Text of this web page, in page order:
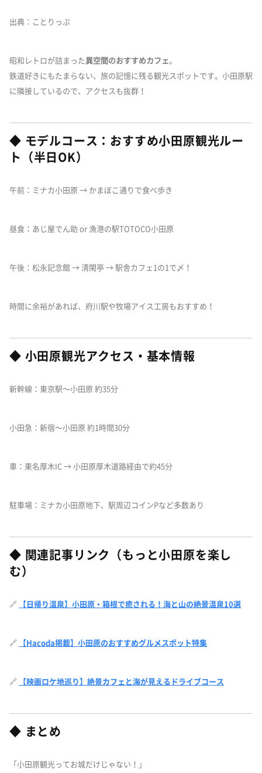
出典：ことりっぷ
昭和レトロが詰まった異空間のおすすめカフェ。
鉄道好きにもたまらない、旅の記憶に残る観光スポットです。小田原駅
に隣接しているので、アクセスも抜群！
◆ モデルコース：おすすめ小田原観光ルー
ト（半日OK）
午前：ミナカ小田原 → かまぼこ通りで食べ歩き
昼食：あじ屋でん助 or 漁港の駅TOTOCO小田原
午後：松永記念館 → 清閑亭 → 駅舎カフェ1の1で〆！
時間に余裕があれば、府川駅や牧場アイス工房もおすすめ！
◆ 小田原観光アクセス・基本情報
新幹線：東京駅〜小田原 約35分
小田急：新宿〜小田原 約1時間30分
車：東名厚木IC → 小田原厚木道路経由で約45分
駐車場：ミナカ小田原地下、駅周辺コインPなど多数あり
◆ 関連記事リンク（もっと小田原を楽し
む）
🔗 【日帰り温泉】小田原・箱根で癒される！海と山の絶景温泉10選
🔗 【Hacoda掲載】小田原のおすすめグルメスポット特集
🔗 【映画ロケ地巡り】絶景カフェと海が見えるドライブコース
◆ まとめ
「小田原観光ってお城だけじゃない！」